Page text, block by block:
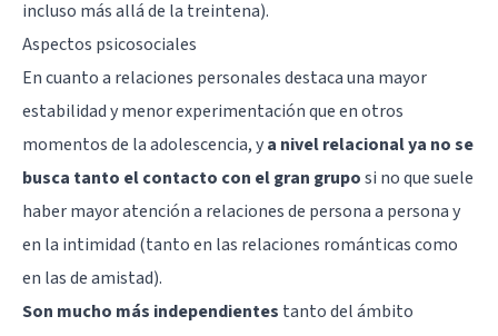
incluso más allá de la treintena).
Aspectos psicosociales
En cuanto a relaciones personales destaca una mayor
estabilidad y menor experimentación que en otros
momentos de la adolescencia, ya nivel relacional ya no se
busca tanto el contacto con el gran gruposi no que suele
haber mayor atención a relaciones de persona a persona y
en la intimidad (tanto en las relaciones románticas como
en las de amistad).
Son mucho más independientes tanto del ámbito